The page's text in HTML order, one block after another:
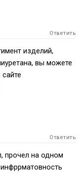
Ответить
изделий,
вы можете
Ответить
прочел на одном